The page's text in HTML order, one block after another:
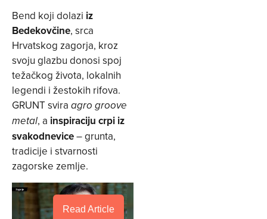
Bend koji dolazi iz
Bedekovčine, srca
Hrvatskog zagorja, kroz
svoju glazbu donosi spoj
težačkog života, lokalnih
legendi i žestokih rifova.
GRUNT svira agro groove
metal, a inspiraciju crpi iz
svakodnevice– grunta,
tradicije i stvarnosti
zagorske zemlje.
Read Article